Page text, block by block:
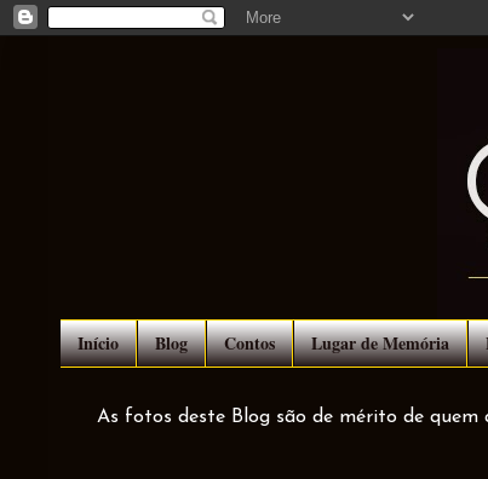
Início Blog Contos Lugar de Memória
As fotos deste Blog são de mérito de